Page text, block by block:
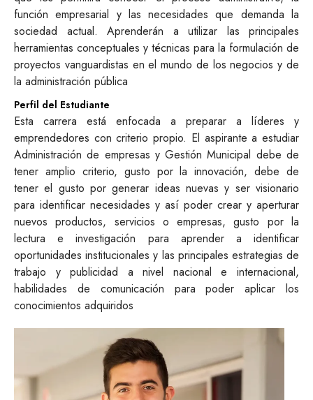
función empresarial y las necesidades que demanda la
sociedad actual. Aprenderán a utilizar las principales
herramientas conceptuales y técnicas para la formulación de
proyectos vanguardistas en el mundo de los negocios y de
la administración pública
Perfil del Estudiante
Esta carrera está enfocada a preparar a líderes y
emprendedores con criterio propio. El aspirante a estudiar
Administración de empresas y Gestión Municipal debe de
tener amplio criterio, gusto por la innovación, debe de
tener el gusto por generar ideas nuevas y ser visionario
para identificar necesidades y así poder crear y aperturar
nuevos productos, servicios o empresas, gusto por la
lectura e investigación para aprender a identificar
oportunidades institucionales y las principales estrategias de
trabajo y publicidad a nivel nacional e internacional,
habilidades de comunicación para poder aplicar los
conocimientos adquiridos